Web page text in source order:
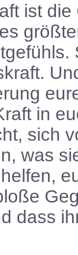
ist
in
sich
was
dass